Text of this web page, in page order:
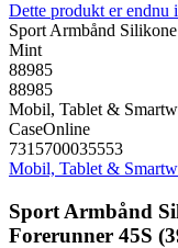
Dette produkt er endnu
Sport Armbånd
Mint
88985
88985
Mobil, Tablet &
CaseOnline
7315700035553
Mobil, Tablet &
Sport Armbånd
Forerunner 45S